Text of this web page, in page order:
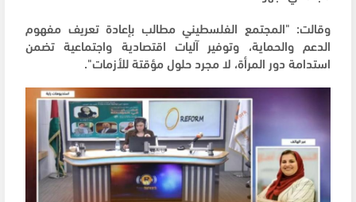
وقالت: "المجتمع الفلسطيني مطالب بإعادة تعريف مفهوم
الدعم والحماية، وتوفير آليات اقتصادية واجتماعية تضمن
استدامة دور المرأة، لا مجرد حلول مؤقتة للأزمات".